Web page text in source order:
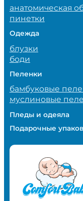
анатомическая
пинетки
Одежда
блузки
боди
Пеленки
бамбуковые
муслиновые
Пледы и одеяла
Подарочные